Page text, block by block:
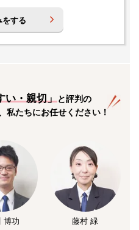
をする
い・親切」と評判の
私たちにお任せください！
博功 藤村 緑